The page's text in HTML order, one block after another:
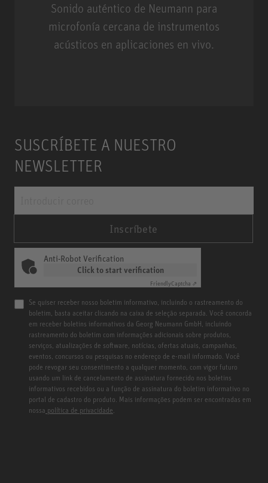
Sonido auténtico de Neumann para
microfonía cercana de instrumentos
acústicos en aplicaciones en vivo.
SUSCRÍBETE A NUESTRO
NEWSLETTER
Inscríbete
Anti-Robot Verification
Click to start verification
FriendlyCaptcha ⇗
Se quiser receber nosso boletim informativo, incluindo o rastreamento do
boletim, basta aceitar clicando na caixa de seleção separada. Você concorda
em receber boletins informativos da Georg Neumann GmbH, incluindo
rastreamento do boletim com informações adicionais sobre produtos,
serviços, atualizações de software, notícias, ofertas atuais, campanhas,
eventos, concursos ou pesquisas no endereço de e-mail informado. Você
pode revogar seu consentimento a qualquer momento, com vigor futuro
usando um link de cancelamento de assinatura fornecido nos boletins
informativos recebidos ou a função de assinatura do boletim informativo no
portal de cadastro do produto. Mais informações podem ser encontradas em
nossa política de privacidade.